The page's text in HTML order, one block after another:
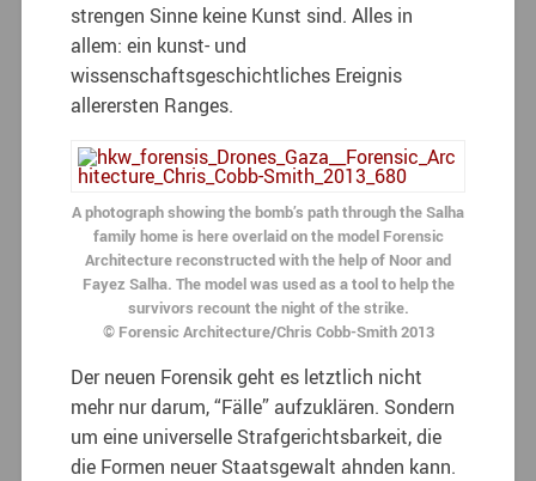
strengen Sinne keine Kunst sind. Alles in
allem: ein kunst- und
wissenschaftsgeschichtliches Ereignis
allerersten Ranges.
A photograph showing the bomb’s path through the Salha
family home is here overlaid on the model Forensic
Architecture reconstructed with the help of Noor and
Fayez Salha. The model was used as a tool to help the
survivors recount the night of the strike.
© Forensic Architecture/Chris Cobb-Smith 2013
Der neuen Forensik geht es letztlich nicht
mehr nur darum, “Fälle” aufzuklären. Sondern
um eine universelle Strafgerichtsbarkeit, die
die Formen neuer Staatsgewalt ahnden kann.